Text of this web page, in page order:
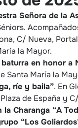
Señora de la
C/ Nueva,
la Mayor.
en honor a
Santa María la
ríe y baila”. En
Plaza de España y
Charanga “A
“Los